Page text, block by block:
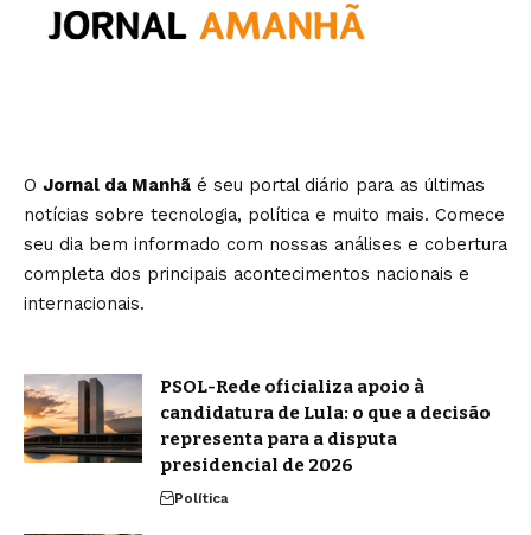
O Jornal da Manhã é seu portal diário para as últimas
notícias sobre tecnologia, política e muito mais. Comece
seu dia bem informado com nossas análises e cobertura
completa dos principais acontecimentos nacionais e
internacionais.
PSOL-Rede oficializa apoio à
candidatura de Lula: o que a decisão
representa para a disputa
presidencial de 2026
Política